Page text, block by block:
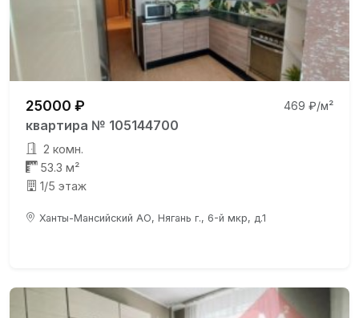
25000 ₽ 469 ₽/м²
квартира № 105144700
2 комн.
53.3 м²
1/5 этаж
Ханты-Мансийский АО, Нягань г., 6-й мкр, д.1